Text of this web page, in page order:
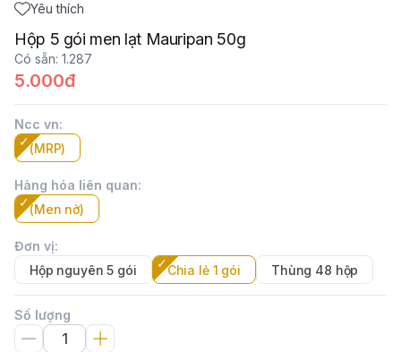
Yêu thích
Hộp 5 gói men lạt Mauripan 50g
Có sẵn: 1.287
5.000đ
Ncc vn:
(MRP)
Hàng hóa liên quan:
(Men nở)
Đơn vị:
Hộp nguyên 5 gói
Chia lẻ 1 gói Thùng 48 hộp
Số lượng